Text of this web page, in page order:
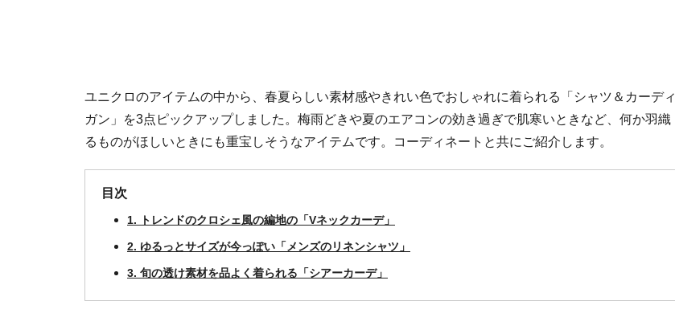
ユニクロのアイテムの中から、春夏らしい素材感やきれい色でおしゃれに着られる「シャツ＆カーディ
ガン」を3点ピックアップしました。梅雨どきや夏のエアコンの効き過ぎで肌寒いときなど、何か羽織
るものがほしいときにも重宝しそうなアイテムです。コーディネートと共にご紹介します。
目次
1. トレンドのクロシェ風の編地の「Vネックカーデ」
2. ゆるっとサイズが今っぽい「メンズのリネンシャツ」
3. 旬の透け素材を品よく着られる「シアーカーデ」